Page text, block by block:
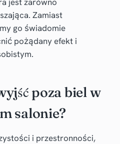
Zamiast
go świadomie
pożądany efekt i
poza biel w
salonie?
i przestronności,